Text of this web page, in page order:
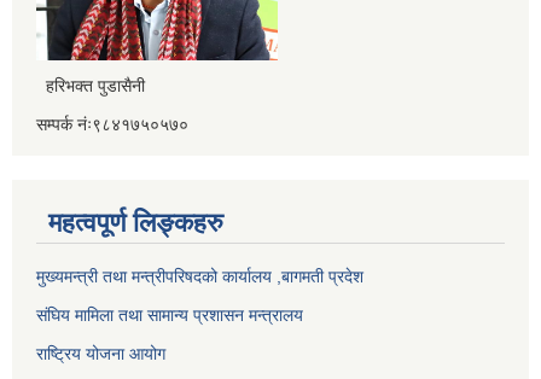
हरिभक्त पुडासैनी
सम्पर्क नंः९८४१७५०५७०
महत्वपूर्ण लिङ्कहरु
मुख्यमन्त्री तथा मन्त्रीपरिषदको कार्यालय ,बागमती प्रदेश
संघिय मामिला तथा सामान्य प्रशासन मन्त्रालय
राष्ट्रिय योजना आयोग